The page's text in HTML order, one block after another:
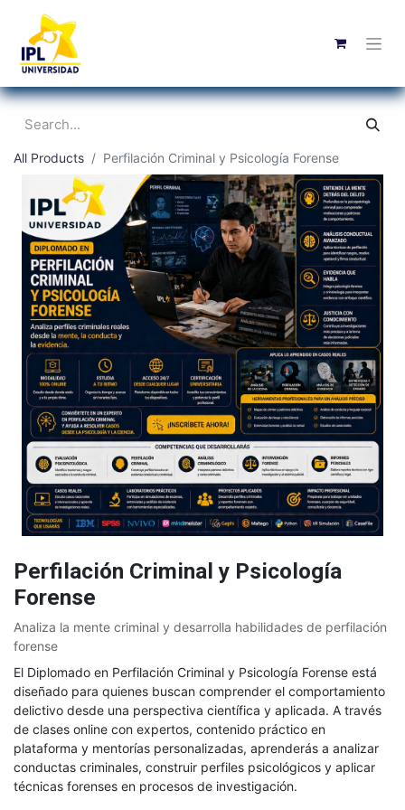
All Products Perfilación Criminal y Psicología Forense
Perfilación Criminal y Psicología
Forense
Analiza la mente criminal y desarrolla habilidades de perfilación
forense
El Diplomado en Perfilación Criminal y Psicología Forense está
diseñado para quienes buscan comprender el comportamiento
delictivo desde una perspectiva científica y aplicada. A través
de clases online con expertos, contenido práctico en
plataforma y mentorías personalizadas, aprenderás a analizar
conductas criminales, construir perfiles psicológicos y aplicar
técnicas forenses en procesos de investigación.